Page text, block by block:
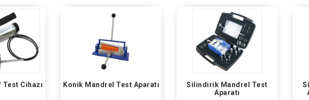
Aparatı
Silindirik Mandrel Test
Silindirik Mandrel Test
Aparatı_Menteşe Tip